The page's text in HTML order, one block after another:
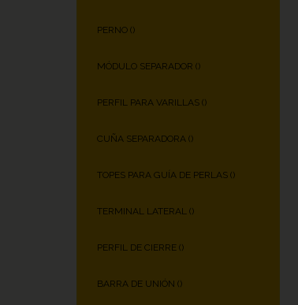
PERNO ()
MÓDULO SEPARADOR ()
PERFIL PARA VARILLAS ()
CUÑA SEPARADORA ()
TOPES PARA GUÍA DE PERLAS ()
TERMINAL LATERAL ()
PERFIL DE CIERRE ()
BARRA DE UNIÓN ()